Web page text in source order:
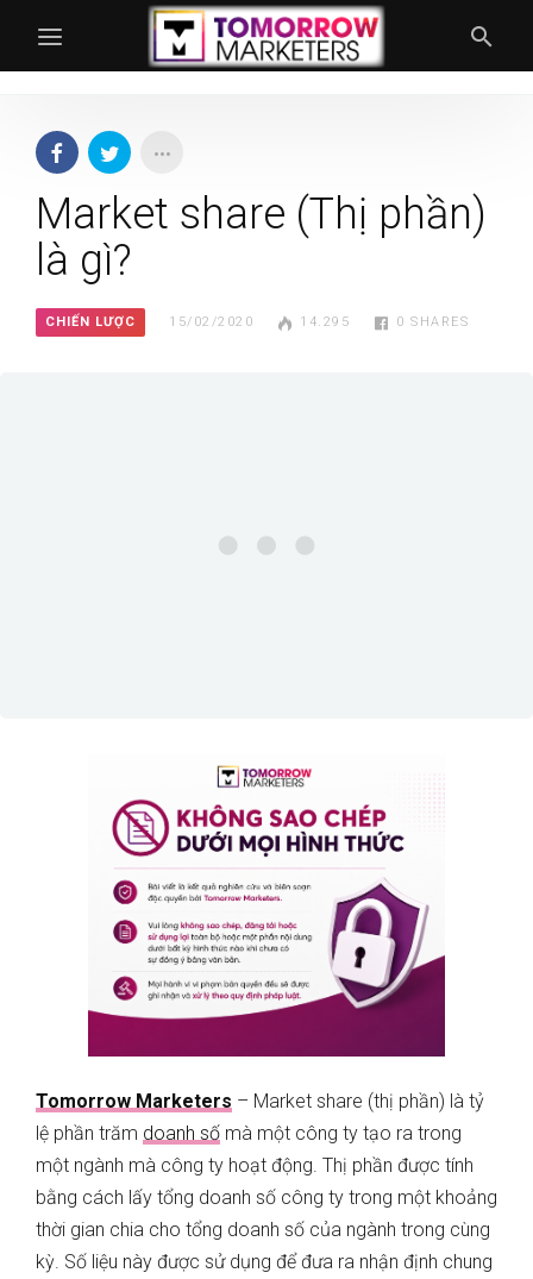
Market share (Thị phần)
là gì?
CHIẾN LƯỢC 15/02/2020 14.295 0 SHARES
Tomorrow Marketers – Market share (thị phần) là tỷ
lệ phần trăm doanh số mà một công ty tạo ra trong
một ngành mà công ty hoạt động. Thị phần được tính
bằng cách lấy tổng doanh số công ty trong một khoảng
thời gian chia cho tổng doanh số của ngành trong cùng
kỳ. Số liệu này được sử dụng để đưa ra nhận định chung